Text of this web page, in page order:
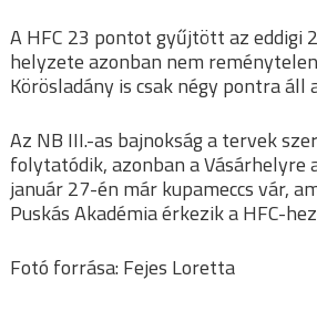
A HFC 23 pontot gyűjtött az eddigi
helyzete azonban nem
Körösladány is csak négy pontra áll
Az NB III.-as bajnokság a tervek
folytatódik, azonban a Vásárhelyre
január 27-én már kupameccs vár,
Puskás Akadémia érkezik a HFC-
Fotó forrása: Fejes Loretta